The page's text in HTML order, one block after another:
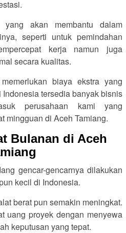
yang akan membantu dalam
seperti untuk pemindahan
kerja namun juga
secara kualitas.
biaya ekstra yang
tersedia banyak bisnis
perusahaan kami yang
mingguan di Aceh Tamiang.
Bulanan di Aceh
gencar-gencarnya dilakukan
kecil di Indonesia.
berat pun semakin meningkat.
uang proyek dengan menyewa
keputusan yang tepat.